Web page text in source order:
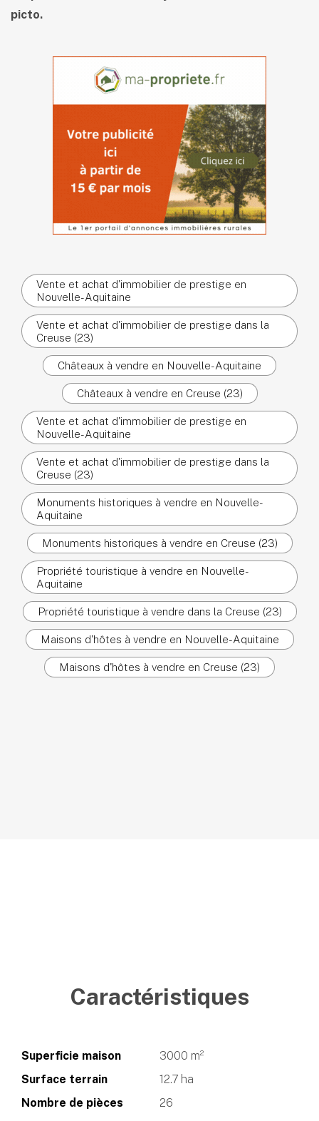
picto.
Vente et achat d'immobilier de prestige en
Nouvelle-Aquitaine
Vente et achat d'immobilier de prestige dans la
Creuse (23)
Châteaux à vendre en Nouvelle-Aquitaine
Châteaux à vendre en Creuse (23)
Vente et achat d'immobilier de prestige en
Nouvelle-Aquitaine
Vente et achat d'immobilier de prestige dans la
Creuse (23)
Monuments historiques à vendre en Nouvelle-
Aquitaine
Monuments historiques à vendre en Creuse (23)
Propriété touristique à vendre en Nouvelle-
Aquitaine
Propriété touristique à vendre dans la Creuse (23)
Maisons d'hôtes à vendre en Nouvelle-Aquitaine
Maisons d'hôtes à vendre en Creuse (23)
Caractéristiques
Superficie maison
3000 m²
Surface terrain
12.7 ha
Nombre de pièces
26